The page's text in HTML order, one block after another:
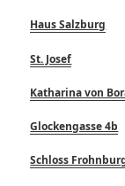
Haus Salzburg
St. Josef
Katharina von
Glockengasse 4b
Schloss